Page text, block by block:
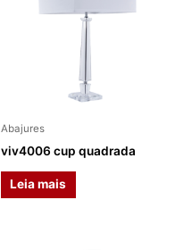
Abajures
viv4006 cup quadrada
Leia mais